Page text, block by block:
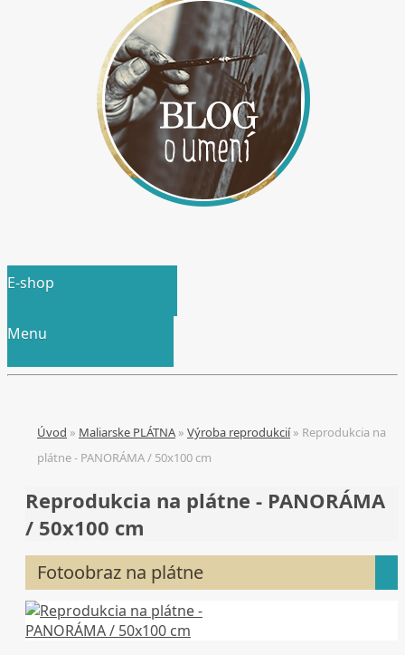
E-shop
Menu
Úvod » Maliarske PLÁTNA » Výroba reprodukcií » Reprodukcia na
plátne - PANORÁMA / 50x100 cm
Reprodukcia na plátne - PANORÁMA
/ 50x100 cm
Fotoobraz na plátne